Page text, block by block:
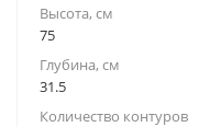
Высота, см
75
Глубина, см
31.5
Количество контуров